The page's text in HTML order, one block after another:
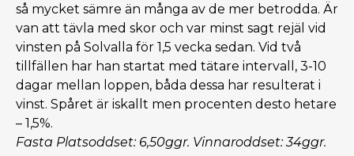
så mycket sämre än många av de mer betrodda. Är
van att tävla med skor och var minst sagt rejäl vid
vinsten på Solvalla för 1,5 vecka sedan. Vid två
tillfällen har han startat med tätare intervall, 3-10
dagar mellan loppen, båda dessa har resulterat i
vinst. Spåret är iskallt men procenten desto hetare
– 1,5%.
Fasta Platsoddset: 6,50ggr. Vinnaroddset: 34ggr.